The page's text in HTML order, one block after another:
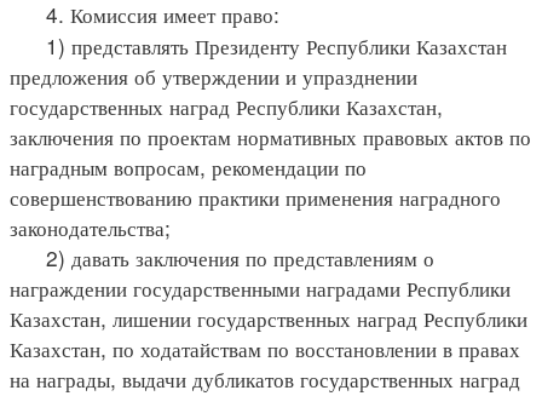
4. Комиссия имеет право:
1) представлять Президенту Республики Казахстан
предложения об утверждении и упразднении
государственных наград Республики Казахстан,
заключения по проектам нормативных правовых актов по
наградным вопросам, рекомендации по
совершенствованию практики применения наградного
законодательства;
2) давать заключения по представлениям о
награждении государственными наградами Республики
Казахстан, лишении государственных наград Республики
Казахстан, по ходатайствам по восстановлении в правах
на награды, выдачи дубликатов государственных наград